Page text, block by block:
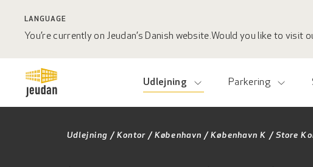
LANGUAGE
You’re currently on Jeudan’s Danish website.Would you like to visit
Udlejning Parkering
Udlejning / Kontor / København / København K / Store